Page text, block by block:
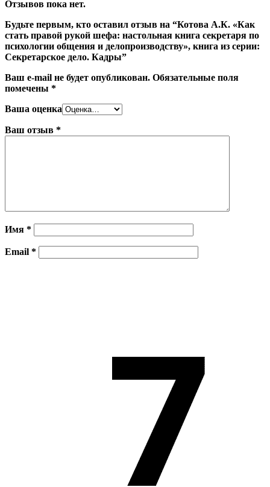
Отзывов пока нет.
Будьте первым, кто оставил отзыв на “Котова А.К. «Как
стать правой рукой шефа: настольная книга секретаря по
психологии общения и делопроизводству», книга из серии:
Секретарское дело. Кадры”
Ваш e-mail не будет опубликован. Обязательные поля
помечены *
Ваша оценка
Ваш отзыв *
Имя *
Email *